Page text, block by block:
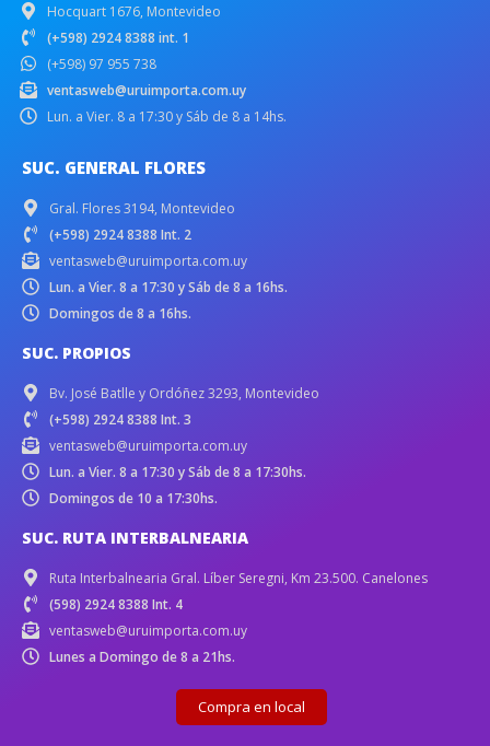
Hocquart 1676, Montevideo
(+598) 2924 8388 int. 1
(+598) 97 955 738
ventasweb@uruimporta.com.uy
Lun. a Vier. 8 a 17:30 y Sáb de 8 a 14hs.
SUC. GENERAL FLORES
Gral. Flores 3194, Montevideo
(+598) 2924 8388 Int. 2
ventasweb@uruimporta.com.uy
Lun. a Vier. 8 a 17:30 y Sáb de 8 a 16hs.
Domingos de 8 a 16hs.
SUC. PROPIOS
Bv. José Batlle y Ordóñez 3293, Montevideo
(+598) 2924 8388 Int. 3
ventasweb@uruimporta.com.uy
Lun. a Vier. 8 a 17:30 y Sáb de 8 a 17:30hs.
Domingos de 10 a 17:30hs.
SUC. RUTA INTERBALNEARIA
Ruta Interbalnearia Gral. Líber Seregni, Km 23.500. Canelones
(598) 2924 8388 Int. 4
ventasweb@uruimporta.com.uy
Lunes a Domingo de 8 a 21hs.
Compra en local